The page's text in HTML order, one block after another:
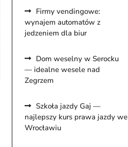
Firmy vendingowe:
wynajem automatów z
jedzeniem dla biur
Dom weselny w Serocku
— idealne wesele nad
Zegrzem
Szkoła jazdy Gaj —
najlepszy kurs prawa jazdy we
Wrocławiu